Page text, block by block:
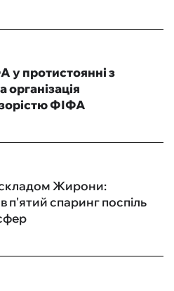
у протистоянні з
організація
ФІФА
складом Жирони:
п'ятий спаринг поспіль